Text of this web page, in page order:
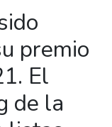
premio
El
de la